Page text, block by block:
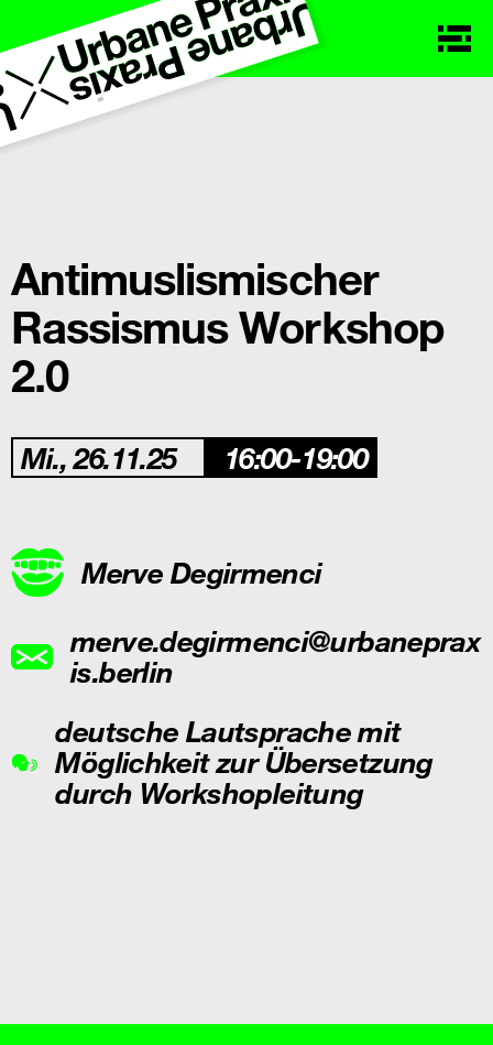
Antimuslismischer
Rassismus Workshop
2.0
Mi., 26.11.25 16:00-19:00
Merve Degirmenci
merve.degirmenci@urbaneprax
is.berlin
deutsche Lautsprache mit
Möglichkeit zur Übersetzung
durch Workshopleitung